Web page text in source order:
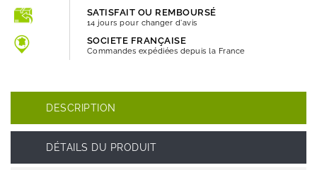
SATISFAIT OU REMBOURSÉ
14 jours pour changer d'avis
SOCIETE FRANÇAISE
Commandes expédiées depuis la France
DESCRIPTION
DÉTAILS DU PRODUIT